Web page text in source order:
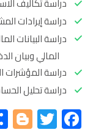
دراسة إيرادات
دراسة البيانات
المالي وبيان
دراسة المؤشرات
دراسة تحليل